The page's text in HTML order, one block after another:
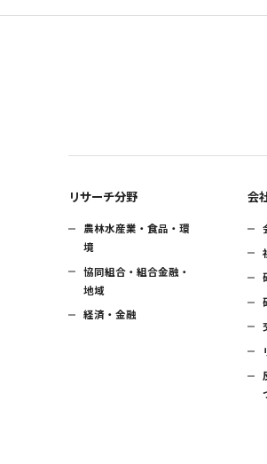
リサーチ分野
農林水産業・食品・環
境
協同組合・組合金融・
地域
経済・金融
会